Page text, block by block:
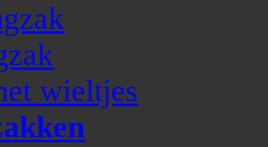
wieltjes